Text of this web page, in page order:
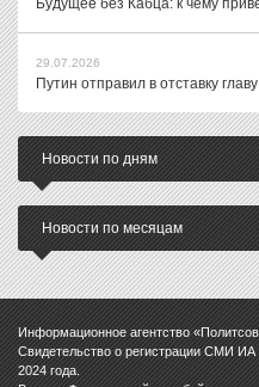
Будущее без Кабца: к чему
29.07.2026
Путин отправил в отставку
Новости по дням
Новости по месяцам
Информационное агентство
Свидетельство о регистрации СМИ
2024 года.